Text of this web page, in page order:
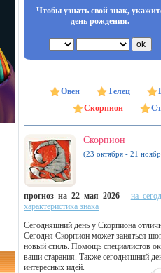
Чтобы узнать свой знак,
день рождения.
Овен Телец
Скорпион
Скорпион
(23 октября - 21
прогноз на 22 мая 2026
на
характеристика знака
Сегодняшний день у Скорпиона
Сегодня Скорпион может заняться
новый стиль. Помощь специалистов
ваши старания. Также сегодняшний
интересных идей.